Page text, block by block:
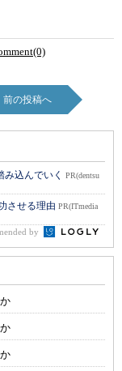
前の投稿へ
込んでいく
PR(dentsu
させる理由 PR(ITmedia
by